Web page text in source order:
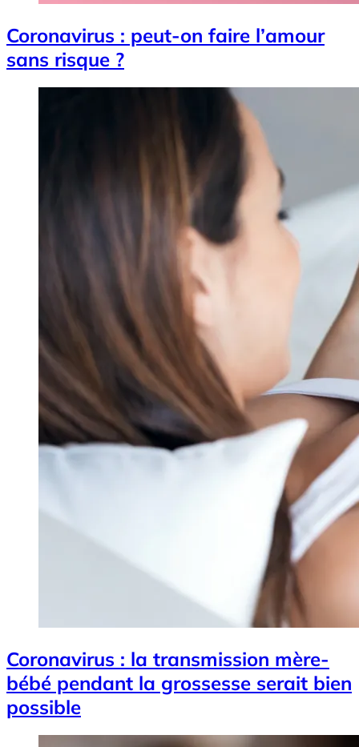
Coronavirus : peut-on faire l’amour
sans risque ?
Coronavirus : la transmission mère-
bébé pendant la grossesse serait bien
possible